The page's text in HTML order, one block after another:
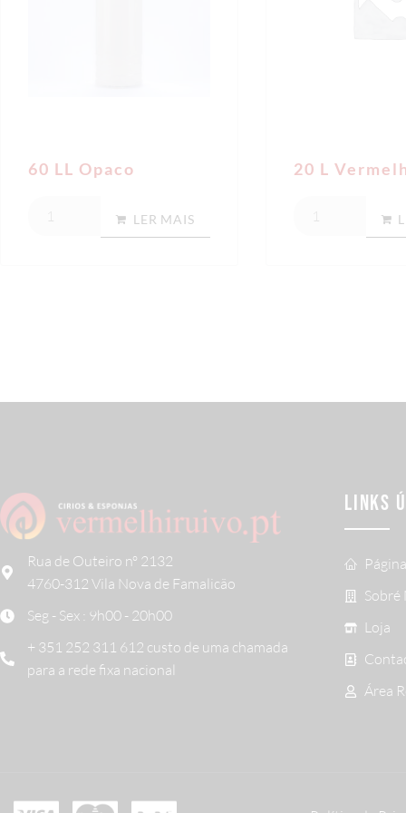
60 LL Opaco
LER MAIS
20 L
Rua de Outeiro nº 2132
4760-312 Vila Nova de Famalicão
Seg - Sex : 9h00 - 20h00
+ 351 252 311 612 custo de uma chamada
para a rede fixa nacional
LINKS
Sobré
Loja
Área